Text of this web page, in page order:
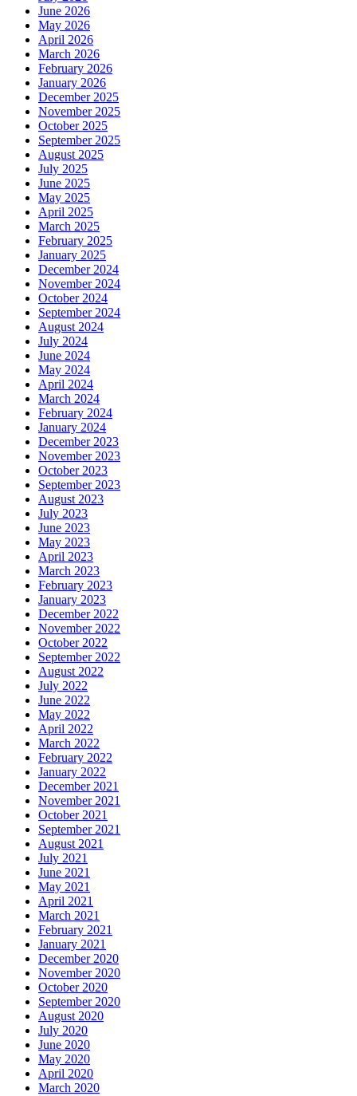
June 2026
May 2026
April 2026
March 2026
February 2026
January 2026
December 2025
November 2025
October 2025
September 2025
August 2025
July 2025
June 2025
May 2025
April 2025
March 2025
February 2025
January 2025
December 2024
November 2024
October 2024
September 2024
August 2024
July 2024
June 2024
May 2024
April 2024
March 2024
February 2024
January 2024
December 2023
November 2023
October 2023
September 2023
August 2023
July 2023
June 2023
May 2023
April 2023
March 2023
February 2023
January 2023
December 2022
November 2022
October 2022
September 2022
August 2022
July 2022
June 2022
May 2022
April 2022
March 2022
February 2022
January 2022
December 2021
November 2021
October 2021
September 2021
August 2021
July 2021
June 2021
May 2021
April 2021
March 2021
February 2021
January 2021
December 2020
November 2020
October 2020
September 2020
August 2020
July 2020
June 2020
May 2020
April 2020
March 2020